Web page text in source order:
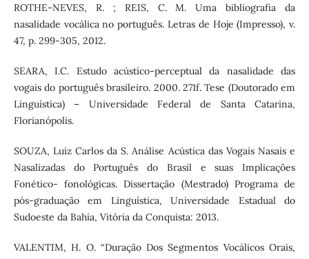
ROTHE-NEVES, R. ; REIS, C. M. Uma bibliografia da
nasalidade vocálica no português. Letras de Hoje (Impresso), v.
47, p. 299-305, 2012.
SEARA, I.C. Estudo acústico-perceptual da nasalidade das
vogais do português brasileiro. 2000. 271f. Tese (Doutorado em
Linguística) – Universidade Federal de Santa Catarina,
Florianópolis.
SOUZA, Luiz Carlos da S. Análise Acústica das Vogais Nasais e
Nasalizadas do Português do Brasil e suas Implicações
Fonético- fonológicas. Dissertação (Mestrado) Programa de
pós-graduação em Linguística, Universidade Estadual do
Sudoeste da Bahia, Vitória da Conquista: 2013.
VALENTIM, H. O. “Duração Dos Segmentos Vocálicos Orais,